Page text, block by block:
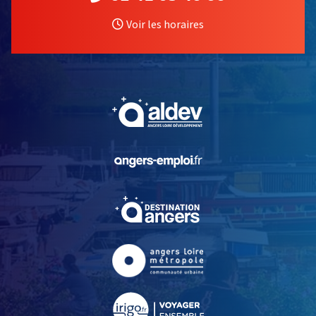
Voir les horaires
, Ouvre une nouvelle
, Ouvre une nouvelle